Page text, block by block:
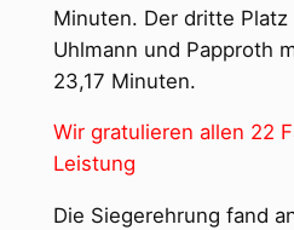
Minuten. Der dritte Platz
Uhlmann und Papproth
23,17 Minuten.
Wir gratulieren allen 22
Leistung
Die Siegerehrung fand